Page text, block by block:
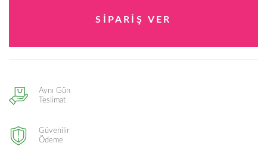
Aynı Gün
Teslimat
Güvenilir
Ödeme